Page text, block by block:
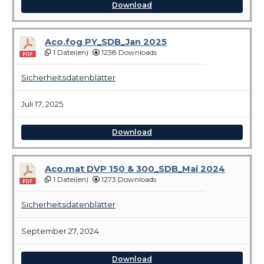
Download
Aco.fog PY_SDB_Jan 2025
1 Datei(en) 1238 Downloads
Sicherheitsdatenblätter
Juli 17, 2025
Download
Aco.mat DVP 150 & 300_SDB_Mai 2024
1 Datei(en) 1273 Downloads
Sicherheitsdatenblätter
September 27, 2024
Download